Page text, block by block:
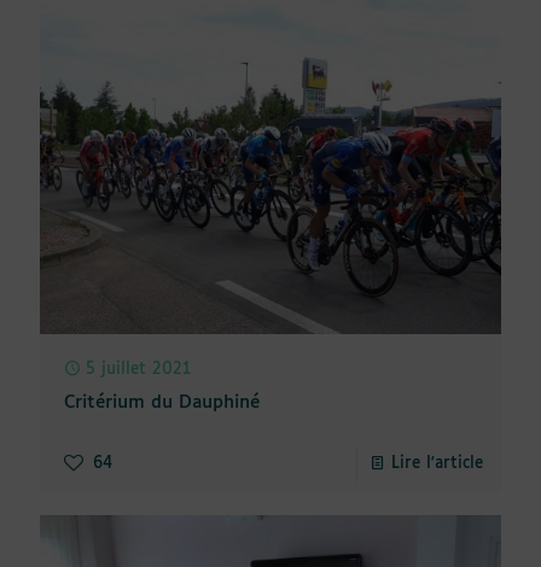
5 juillet 2021
Critérium du Dauphiné
64 Lire l'article